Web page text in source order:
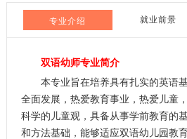
专业介绍 就业前景
双语幼师专业简介
本专业旨在培养具有扎实的英语基
全面发展，热爱教育事业，热爱儿童
科学的儿童观，具备从事学前教育的
和方法基础，能够适应双语幼儿园教